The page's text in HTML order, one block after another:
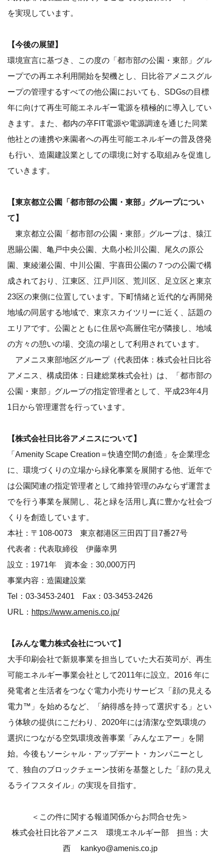
を実現しています。
【今後の展望】
環境宣言に基づき、この度の「都市部の公園・東部」グル
ープでの再エネ利用開始を契機とし、日比谷アメニスグル
ープの管理するすべての他公園においても、SDGsの目標
年に向けて再生可能エネルギー電源を積極的に導入してい
きます。また、都内の卒FIT電源や電源調達を通じた同業
他社との連携や来園者への再生可能エネルギーの普及啓発
も行い、造園建設業としての環境に対する取組みを促進し
ていきます。
【東京都立公園「都市部の公園・東部」グループについ
て】
東京都立公園「都市部の公園・東部」グループは、猿江
恩賜公園、亀戸中央公園、大島小松川公園、尾久の原公
園、東綾瀬公園、中川公園、宇喜田公園の７つの公園で構
成されており、江東区、江戸川区、荒川区、足立区と東京
23区の東側に位置しています。下町情緒と近代的な再開発
地域の同居する地域で、東京スカイツリーに近く、話題の
エリアです。公園とともに住居や高層住宅が隣接し、地域
の方々の憩いの場、交流の場として利用されています。
アメニス東部地区グループ（代表団体：株式会社日比谷
アメニス、構成団体：日建総業株式会社）は、「都市部の
公園・東部」グループの指定管理者として、平成23年4月
1日から管理運営を行っています。
【株式会社日比谷アメニスについて】
「Amenity Scape Creation＝快適空間の創造」を企業理念
に、環境づくりの立場から緑化事業を展開する他、近年で
は公園関連の指定管理者として維持管理のみならず運営ま
でを行う事業を展開し、花と緑を活用し真に豊かな社会づ
くりを創造しています。
本社：〒108-0073 東京都港区三田四丁目7番27号
代表者：代表取締役 伊藤幸男
設立：1971年 資本金：30,000万円
事業内容：造園建設業
Tel：03-3453-2401 Fax：03-3453-2426
URL： https://www.amenis.co.jp/
【みんな電力株式会社について】
大手印刷会社で新規事業を担当していた大石英司が、再生
可能エネルギー事業会社として2011年に設立。2016 年に
発電者と生活者をつなぐ電力小売りサービス「顔の見える
電力™️」を始めるなど、「納得感を持って選択する」とい
う体験の提供にこだわり、2020年には清潔な空気環境の
選択につながる空気環境改善事業「みんなエアー」を開
始。今後もソーシャル・アップデート・カンパニーとし
て、独自のブロックチェーン技術を基盤とした「顔の見え
るライフスタイル」の実現を目指す。
＜この件に関する報道関係からお問合せ先＞
株式会社日比谷アメニス 環境エネルギー部 担当：大
西 kankyo@amenis.co.jp